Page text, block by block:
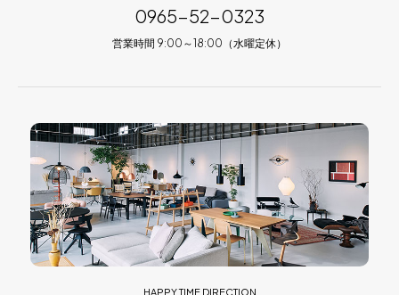
0965-52-0323
営業時間 9:00～18:00（水曜定休）
HAPPY TIME DIRECTION